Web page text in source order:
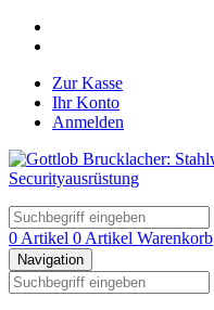
Zur Kasse
Ihr Konto
Anmelden
0 Artikel 0 Artikel Warenkorb
Navigation